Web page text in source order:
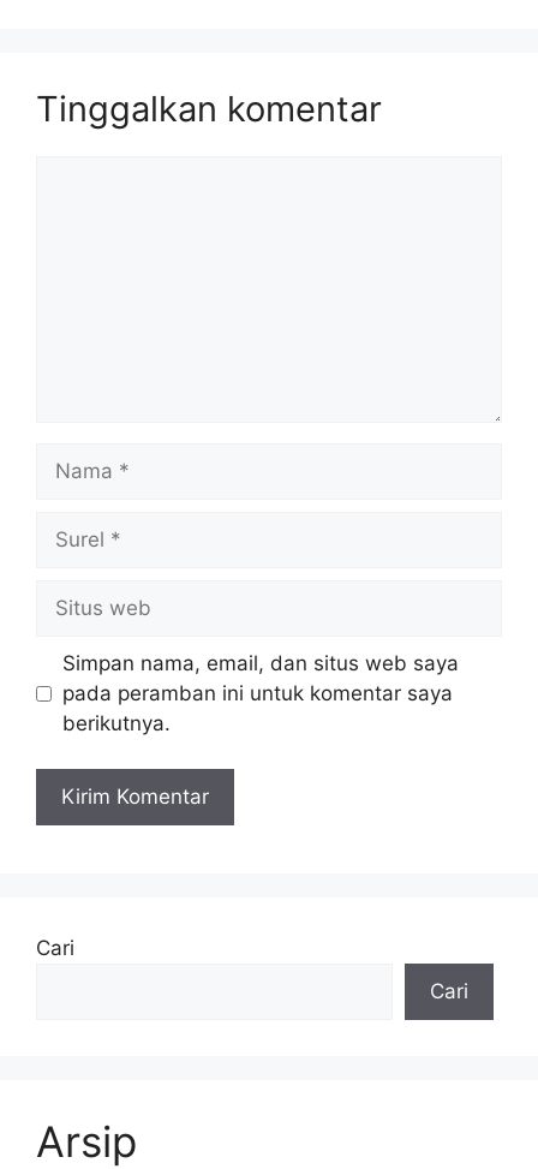
Tinggalkan komentar
web
Simpan nama, email, dan situs web saya
pada peramban ini untuk komentar saya
berikutnya.
Cari
Cari
Arsip